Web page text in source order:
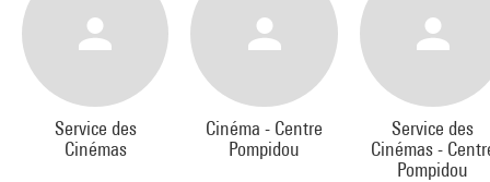
Service des
Cinémas
Cinéma - Centre
Pompidou
Service des
Cinémas -
Pompidou